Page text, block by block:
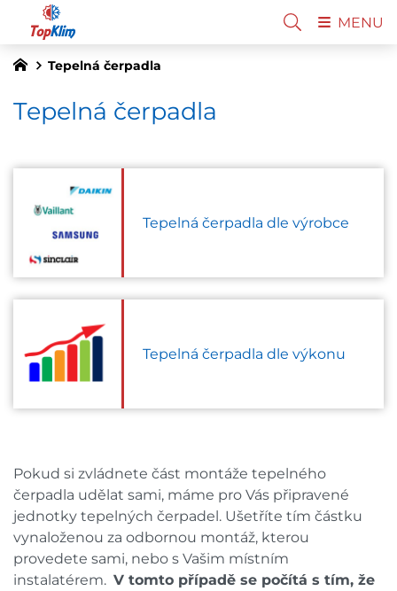
Tepelná čerpadla
Tepelná čerpadla
Tepelná čerpadla dle výrobce
Tepelná čerpadla dle výkonu
Pokud si zvládnete část montáže tepelného
čerpadla udělat sami, máme pro Vás připravené
jednotky tepelných čerpadel. Ušetříte tím částku
vynaloženou za odbornou montáž, kterou
provedete sami, nebo s Vašim místním
instalatérem. V tomto případě se počítá s tím, že
MENU